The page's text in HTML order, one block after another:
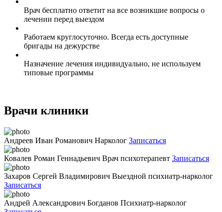
Врач бесплатно ответит на все возникшие вопросы о
лечении перед выездом
Работаем круглосуточно. Всегда есть доступные
бригады на дежурстве
Назначение лечения индивидуально, не используем
типовые программы
Врачи клиники
Андреев Иван Романович Нарколог Записаться
Ковалев Роман Геннадьевич Врач психотерапевт Записаться
Захаров Сергей Владимирович Выездной психиатр-нарколог
Записаться
Андрей Александрович Богданов Психиатр-нарколог